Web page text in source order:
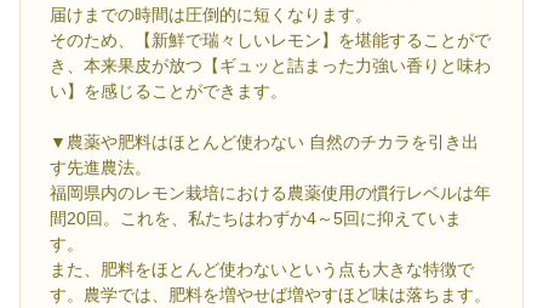
届けまでの時間は圧倒的に短くなります。
そのため、【新鮮で瑞々しいレモン】を堪能することがで
き、本来果皮が放つ【ギュッと詰まった力強い香りと味わ
い】を感じることができます。
▼農薬や肥料はほとんど使わない 自然のチカラを引き出
す先進農法。
福岡県内のレモン栽培における農薬使用の慣行レベルは年
間20回。これを、私たちはわずか4～5回に抑えていま
す。
また、肥料をほとんど使わないという点も大きな特徴で
す。農学では、肥料を増やせば増やすほど味は落ちます。